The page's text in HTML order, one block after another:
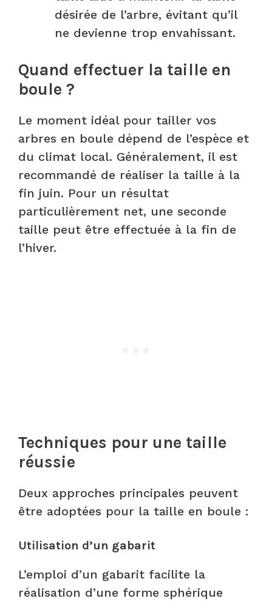
désirée de l’arbre, évitant qu’il
ne devienne trop envahissant.
Quand effectuer la taille en
boule ?
Le moment idéal pour tailler vos
arbres en boule dépend de l’espèce et
du climat local. Généralement, il est
recommandé de réaliser la taille à la
fin juin. Pour un résultat
particulièrement net, une seconde
taille peut être effectuée à la fin de
l’hiver.
Techniques pour une taille
réussie
Deux approches principales peuvent
être adoptées pour la taille en boule :
Utilisation d’un gabarit
L’emploi d’un gabarit facilite la
réalisation d’une forme sphérique